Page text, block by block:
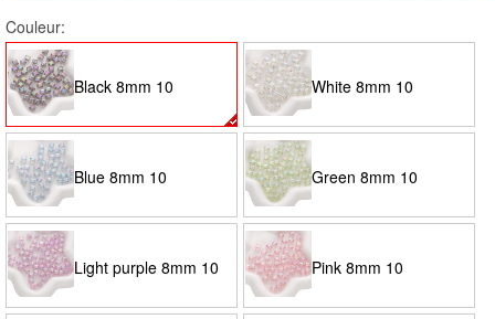
Couleur:
Black 8mm 10
pieces/pack
White 8mm 10
pieces/pack
Blue 8mm 10
pieces/pack
Green 8mm 10
pieces/pack
Light purple 8mm 10 Pink 8mm 10